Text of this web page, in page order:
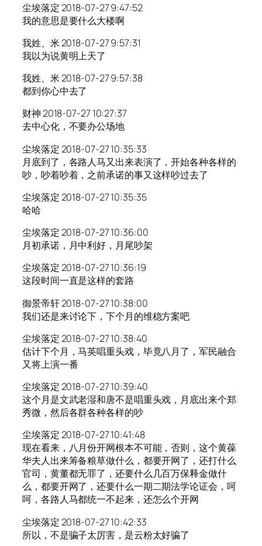
尘埃落定 2018-07-27 9:47:52
我的意思是要什么大楼啊
我姓、米 2018-07-27 9:57:31
我以为说黄明上天了
我姓、米 2018-07-27 9:57:38
都到你心中去了
财神 2018-07-27 10:27:37
去中心化，不要办公场地
尘埃落定 2018-07-27 10:35:33
月底到了，各路人马又出来表演了，开始各种各样的
吵，吵着吵着，之前承诺的事又这样吵过去了
尘埃落定 2018-07-27 10:35:35
哈哈
尘埃落定 2018-07-27 10:36:00
月初承诺，月中利好，月尾吵架
尘埃落定 2018-07-27 10:36:19
这段时间一直是这样的套路
御景帝轩 2018-07-27 10:38:00
我们还是来讨论下，下个月的维稳方案吧
尘埃落定 2018-07-27 10:38:40
估计下个月，马英唱重头戏，毕竟八月了，军民融合
又将上演一番
尘埃落定 2018-07-27 10:39:40
这个月是文武老湿和唐不是唱重头戏，月底出来个郑
秀微，然后各群各种各样的吵
尘埃落定 2018-07-27 10:41:48
现在看来，八月份开网根本不可能，否则，这个黄葆
华夫人出来筹备粮草做什么，都要开网了，还打什么
官司，黄董都无罪了，还要什么几百万保释金做什
么，都要开网了，还要什么一期二期法学论证会，呵
呵，各路人马都统一不起来，还怎么个开网
尘埃落定 2018-07-27 10:42:33
所以，不是骗子太厉害，是云粉太好骗了